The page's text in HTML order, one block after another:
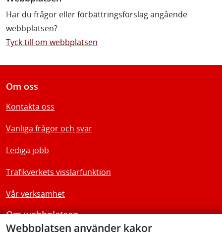
Webbplatsen använder kakor
Har du frågor eller förbättringsförslag angående
webbplatsen?
Tyck till om webbplatsen
Om oss
Kontakta oss
Vanliga frågor och svar
Lediga jobb
Trafikverkets visslarfunktion
Vår verksamhet
Om webbplatsen